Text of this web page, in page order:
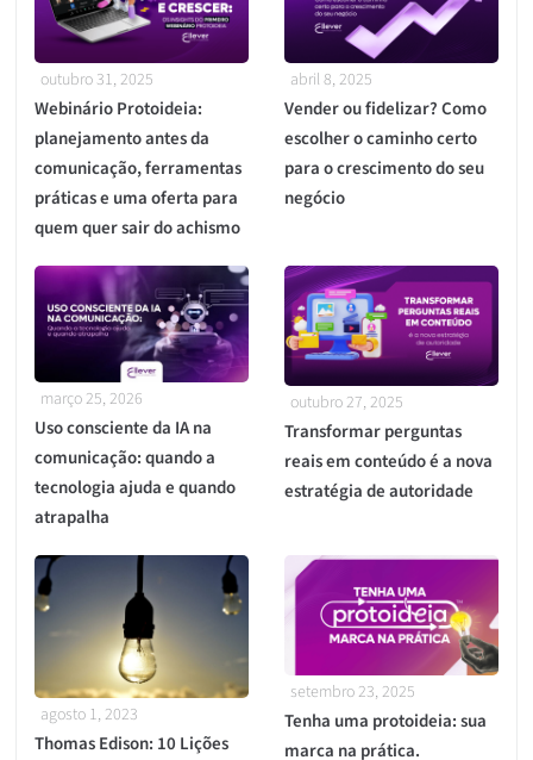
outubro 31, 2025
Webinário Protoideia:
planejamento antes da
comunicação, ferramentas
práticas e uma oferta para
quem quer sair do achismo
abril 8, 2025
Vender ou fidelizar? Como
escolher o caminho certo
para o crescimento do seu
negócio
março 25, 2026
Uso consciente da IA na
comunicação: quando a
tecnologia ajuda e quando
atrapalha
outubro 27, 2025
Transformar perguntas
reais em conteúdo é a nova
estratégia de autoridade
agosto 1, 2023
Thomas Edison: 10 Lições
setembro 23, 2025
Tenha uma protoideia: sua
marca na prática.